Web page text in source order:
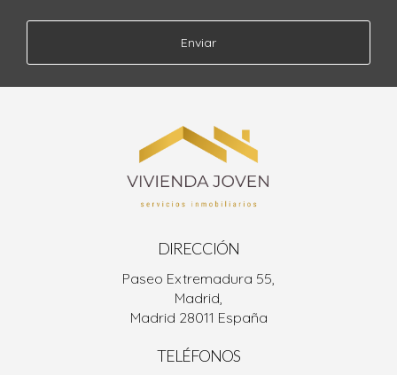
Enviar
DIRECCIÓN
Paseo Extremadura 55,
Madrid,
Madrid 28011 España
TELÉFONOS